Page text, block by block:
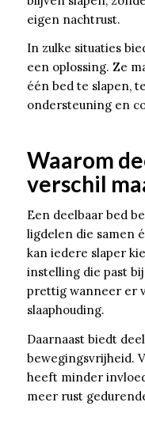
eigen nachtrust.
In zulke situaties
een oplossing. Ze
één bed te slapen,
ondersteuning en
Waarom
verschil
Een deelbaar bed
ligdelen die samen
kan iedere slaper
instelling die past
prettig wanneer er
slaaphouding.
Daarnaast biedt
bewegingsvrijheid.
heeft minder
meer rust